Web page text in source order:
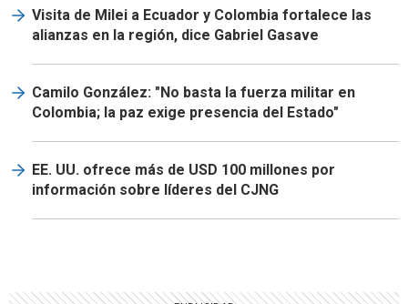
Visita de Milei a Ecuador y Colombia fortalece las
alianzas en la región, dice Gabriel Gasave
Camilo González: "No basta la fuerza militar en
Colombia; la paz exige presencia del Estado"
EE. UU. ofrece más de USD 100 millones por
información sobre líderes del CJNG